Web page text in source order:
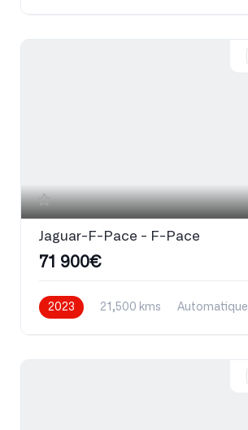
Jaguar-F-Pace - F-Pace
71 900€
2023 21,500 kms Automatique